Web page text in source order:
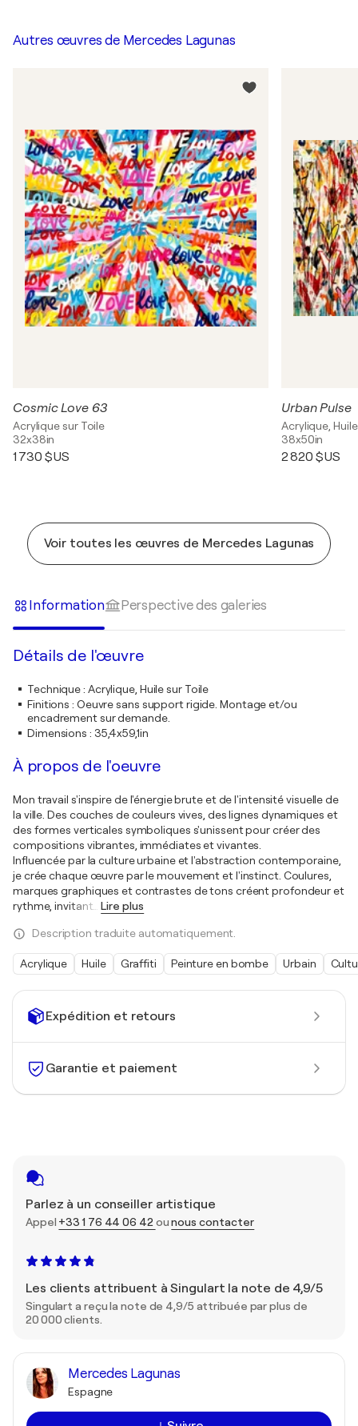
Expédition et retours
Garantie et paiement
Parlez à un conseiller artistique
Appel +33 1 76 44 06 42 ounous contacter
Les clients attribuent à Singulart la note de 4,9/5
Singulart a reçu la note de 4,9/5 attribuée par plus de
20 000 clients.
Mercedes Lagunas
Espagne
Autres œuvres de Mercedes Lagunas
Cosmic Love 63
Acrylique sur Toile
32x38in
1 730 $US
Urban Pulse
Acrylique,
38x50in
2 820 $US
Voir toutes les œuvres de Mercedes Lagunas
Information Perspective des galeries
Détails de l'œuvre
Technique: Acrylique, Huile sur Toile
Finitions : Oeuvre sans support rigide. Montage et/ou
encadrement sur demande.
Dimensions : 35,4x59,1in
À propos de l'oeuvre
Mon travail s'inspire de l'énergie brute et de l'intensité visuelle de
la ville. Des couches de couleurs vives, des lignes dynamiques et
des formes verticales symboliques s'unissent pour créer des
compositions vibrantes, immédiates et vivantes.
Influencée par la culture urbaine et l'abstraction contemporaine,
je crée chaque œuvre par le mouvement et l'instinct. Coulures,
marques graphiques et contrastes de tons créent profondeur et
rythme, invitant
Lire plus
Description traduite automatiquement.
Acrylique Huile Graffiti Peinture en bombe Urbain